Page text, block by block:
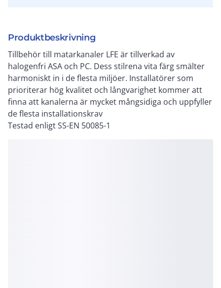
Produktbeskrivning
Tillbehör till matarkanaler LFE är tillverkad av
halogenfri ASA och PC. Dess stilrena vita färg smälter
harmoniskt in i de flesta miljöer. Installatörer som
prioriterar hög kvalitet och långvarighet kommer att
finna att kanalerna är mycket mångsidiga och uppfyller
de flesta installationskrav
Testad enligt SS-EN 50085-1